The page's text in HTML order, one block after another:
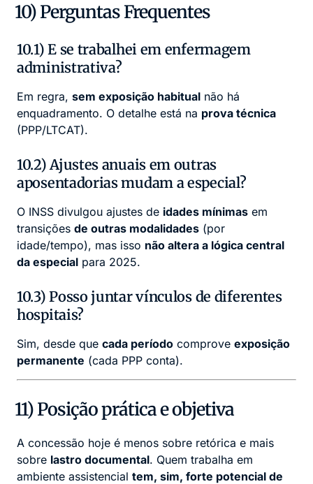
10) Perguntas Frequentes
10.1) E se trabalhei em enfermagem
administrativa?
Em regra, sem exposição habitual não há
enquadramento. O detalhe está na prova técnica
(PPP/LTCAT).
10.2) Ajustes anuais em outras
aposentadorias mudam a especial?
O INSS divulgou ajustes de idades mínimas em
transições de outras modalidades (por
idade/tempo), mas isso não altera a lógica central
da especial para 2025.
10.3) Posso juntar vínculos de diferentes
hospitais?
Sim, desde que cada período comprove exposição
permanente (cada PPP conta).
11) Posição prática e objetiva
A concessão hoje é menos sobre retórica e mais
sobre lastro documental. Quem trabalha em
ambiente assistencial tem, sim, forte potencial de